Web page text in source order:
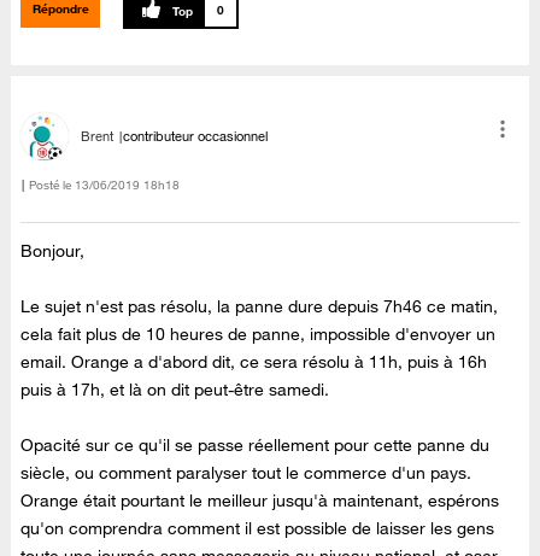
Répondre 0
Brent contributeur occasionnel
Posté le ‎13/06/2019 18h18
Bonjour,
Le sujet n'est pas résolu, la panne dure depuis 7h46 ce matin,
cela fait plus de 10 heures de panne, impossible d'envoyer un
email. Orange a d'abord dit, ce sera résolu à 11h, puis à 16h
puis à 17h, et là on dit peut-être samedi.
Opacité sur ce qu'il se passe réellement pour cette panne du
siècle, ou comment paralyser tout le commerce d'un pays.
Orange était pourtant le meilleur jusqu'à maintenant, espérons
qu'on comprendra comment il est possible de laisser les gens